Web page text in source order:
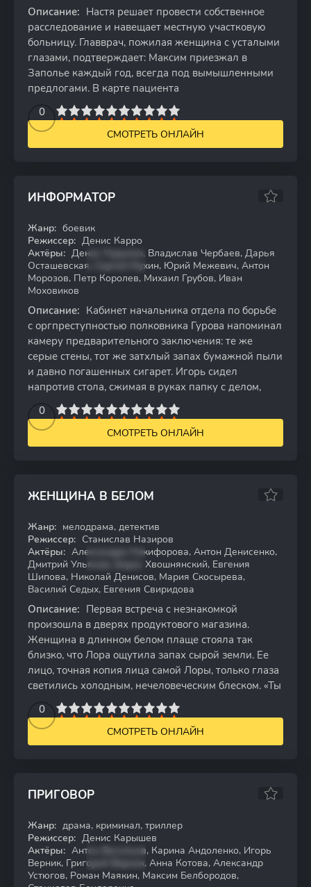
Описание: Настя решает провести собственное
расследование и навещает местную участковую
больницу. Главврач, пожилая женщина с усталыми
глазами, подтверждает: Максим приезжал в
Заполье каждый год, всегда под вымышленными
предлогами. В карте пациента
0
5 7 8 9 10
СМОТРЕТЬ ОНЛАЙН
ИНФОРМАТОР
WEB-DL
Жанр: боевик
Режиссер: Денис Карро
Актёры: Денис Нурулин, Владислав Чербаев, Дарья
Осташевская, Сергей Мухин, Юрий Межевич, Антон
Морозов, Петр Королев, Михаил Грубов, Иван
Моховиков
Описание: Кабинет начальника отдела по борьбе
с оргпреступностью полковника Гурова напоминал
камеру предварительного заключения: те же
серые стены, тот же затхлый запах бумажной пыли
и давно погашенных сигарет. Игорь сидел
напротив стола, сжимая в руках папку с делом,
0
5 7 8 9 10
СМОТРЕТЬ ОНЛАЙН
ЖЕНЩИНА В БЕЛОМ
WEB-DL
Жанр: мелодрама, детектив
Режиссер: Станислав Назиров
Актёры: Александра Никифорова, Антон Денисенко,
Дмитрий Ульянов, Борис Хвошнянский, Евгения
Шипова, Николай Денисов, Мария Скосырева,
Василий Седых, Евгения Свиридова
Описание: Первая встреча с незнакомкой
произошла в дверях продуктового магазина.
Женщина в длинном белом плаще стояла так
близко, что Лора ощутила запах сырой земли. Ее
лицо, точная копия лица самой Лоры, только глаза
светились холодным, нечеловеческим блеском. «Ты
0
5 7 8 9 10
СМОТРЕТЬ ОНЛАЙН
ПРИГОВОР
WEB-DL
Жанр: драма, криминал, триллер
Режиссер: Денис Карышев
Актёры: Антон Васильев, Карина Андоленко, Игорь
Верник, Григорий Верник, Анна Котова, Александр
Устюгов, Роман Маякин, Максим Белбородов,